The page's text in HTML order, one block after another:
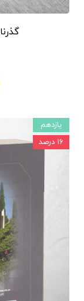
یازدهم
۱۶ درصد